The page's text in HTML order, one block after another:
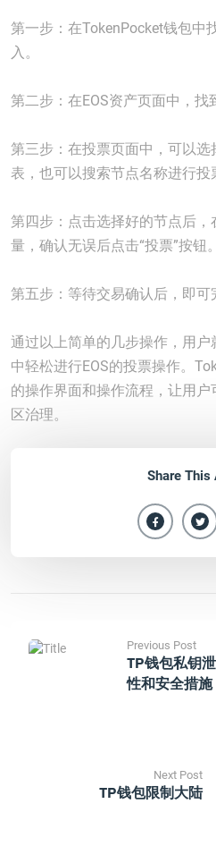
第一步：在TokenPocket钱包中
入。
第二步：在EOS资产页面中，找
第三步：在投票页面中，可以
表，也可以搜索节点名称进行投
第四步：点击选择好的节点后
量，确认无误后点击“投票”按钮。
第五步：等待交易确认后，即可
通过以上简单的几步操作，用
中轻松进行EOS的投票操作。
的操作界面和操作流程，让用户
区治理。
Share This
Previous Post
TP钱包私钥
性和安全措施
Next Post
TP钱包限制大陆